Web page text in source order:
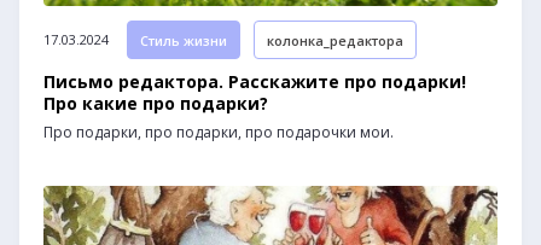
17.03.2024 Стиль жизни колонка_редактора
Письмо редактора. Расскажите про подарки!
Про какие про подарки?
Про подарки, про подарки, про подарочки мои.